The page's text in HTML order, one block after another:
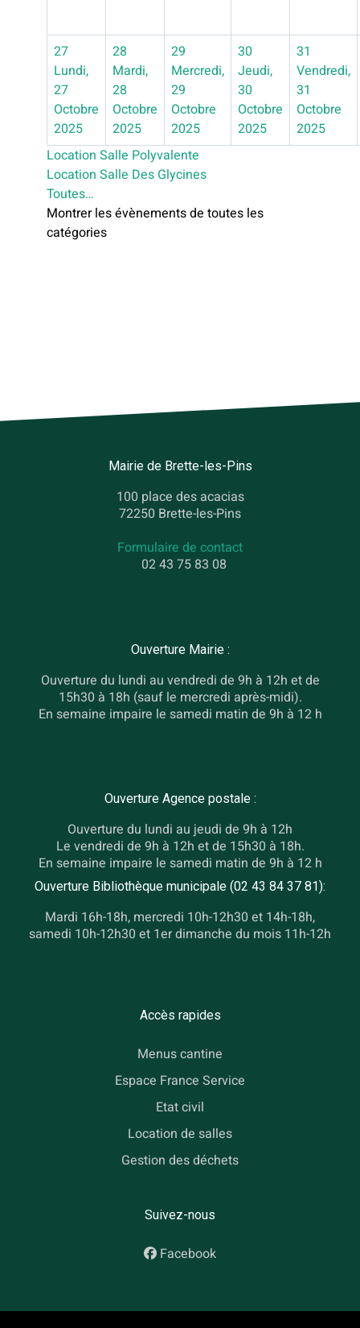
27
Lundi,
27
Octobre
2025
28
Mardi,
28
Octobre
2025
29
Mercredi,
29
Octobre
2025
30
Jeudi,
30
Octobre
2025
31
Vendredi,
31
Octobre
2025
Location Salle Polyvalente
Location Salle Des Glycines
Toutes…
Montrer les évènements de toutes les
catégories
Mairie de Brette-les-Pins
100 place des acacias
72250 Brette-les-Pins
Formulaire de contact
02 43 75 83 08
Ouverture Mairie :
Ouverture du lundi au vendredi de 9h à 12h et de
15h30 à 18h (sauf le mercredi après-midi).
En semaine impaire le samedi matin de 9h à 12 h
Ouverture Agence postale :
Ouverture du lundi au jeudi de 9h à 12h
Le vendredi de 9h à 12h et de 15h30 à 18h.
En semaine impaire le samedi matin de 9h à 12 h
Ouverture Bibliothèque municipale (02 43 84 37 81):
Mardi 16h-18h, mercredi 10h-12h30 et 14h-18h,
samedi 10h-12h30 et 1er dimanche du mois 11h-12h
Accès rapides
Menus cantine
Espace France Service
Etat civil
Location de salles
Gestion des déchets
Suivez-nous
Facebook